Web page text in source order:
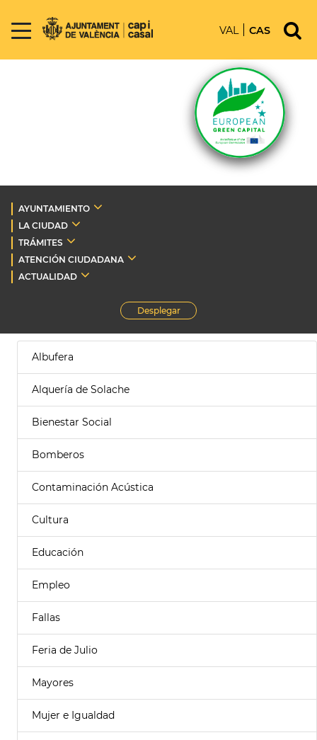
VAL CAS
AYUNTAMIENTO
LA CIUDAD
TRÁMITES
ATENCIÓN CIUDADANA
ACTUALIDAD
Desplegar
Albufera
Alquería de Solache
Bienestar Social
Bomberos
Contaminación Acústica
Cultura
Educación
Empleo
Fallas
Feria de Julio
Mayores
Mujer e Igualdad